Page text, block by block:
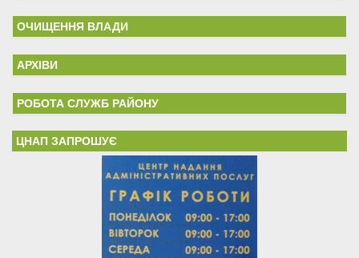
ОЧИЩЕННЯ ВЛАДИ
АРХІВИ
РОБОТА СЛУЖБ РАЙОНУ
ЦНАП ЗАПРОШУЄ